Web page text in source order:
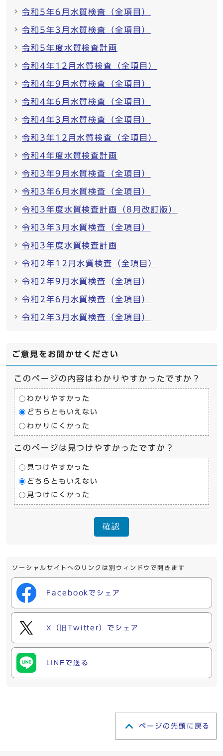
令和5年6月水質検査（全項目）
令和5年3月水質検査（全項目）
令和5年度水質検査計画
令和4年12月水質検査（全項目）
令和4年9月水質検査（全項目）
令和4年6月水質検査（全項目）
令和4年3月水質検査（全項目）
令和3年12月水質検査（全項目）
令和4年度水質検査計画
令和3年9月水質検査（全項目）
令和3年6月水質検査（全項目）
令和3年度水質検査計画（8月改訂版）
令和3年3月水質検査（全項目）
令和3年度水質検査計画
令和2年12月水質検査（全項目）
令和2年9月水質検査（全項目）
令和2年6月水質検査（全項目）
令和2年3月水質検査（全項目）
ご意見をお聞かせください
このページの内容はわかりやすかったですか？
わかりやすかった
どちらともいえない
わかりにくかった
このページは見つけやすかったですか？
見つけやすかった
どちらともいえない
見つけにくかった
確認
ソーシャルサイトへのリンクは別ウィンドウで開きます
Facebookでシェア
X（旧Twitter）でシェア
LINEで送る
ページの先頭に戻る